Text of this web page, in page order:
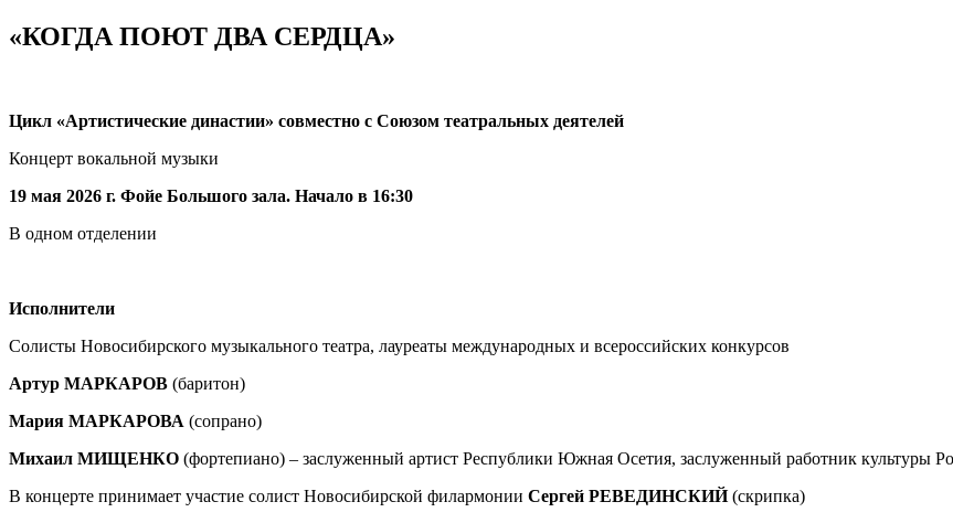
«КОГДА ПОЮТ ДВА СЕРДЦА»
Цикл «Артистические династии» совместно с Союзом театральных деятелей
Концерт вокальной музыки
19 мая 2026 г. Фойе Большого зала. Начало в 16:30
В одном отделении
Исполнители
Солисты Новосибирского музыкального театра, лауреаты международных и всероссийских конкурсов
Артур МАРКАРОВ (баритон)
Мария МАРКАРОВА (сопрано)
Михаил МИЩЕНКО (фортепиано) – заслуженный артист Республики Южная Осетия, заслуженный работник культуры
В концерте принимает участие солист Новосибирской филармонии Сергей РЕВЕДИНСКИЙ(скрипка)